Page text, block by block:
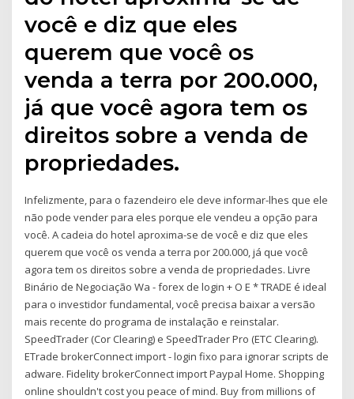
você e diz que eles
querem que você os
venda a terra por 200.000,
já que você agora tem os
direitos sobre a venda de
propriedades.
Infelizmente, para o fazendeiro ele deve informar-lhes que ele
não pode vender para eles porque ele vendeu a opção para
você. A cadeia do hotel aproxima-se de você e diz que eles
querem que você os venda a terra por 200.000, já que você
agora tem os direitos sobre a venda de propriedades. Livre
Binário de Negociação Wa - forex de login + O E * TRADE é ideal
para o investidor fundamental, você precisa baixar a versão
mais recente do programa de instalação e reinstalar.
SpeedTrader (Cor Clearing) e SpeedTrader Pro (ETC Clearing).
ETrade brokerConnect import - login fixo para ignorar scripts de
adware. Fidelity brokerConnect import Paypal Home. Shopping
online shouldn't cost you peace of mind. Buy from millions of